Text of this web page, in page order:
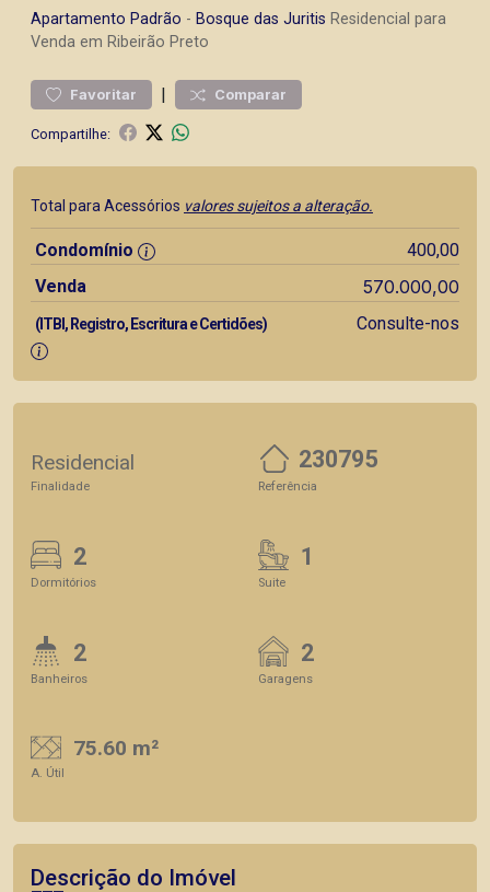
Apartamento Padrão - Bosque das Juritis Residencial para
Venda em Ribeirão Preto
Favoritar | Comparar
Compartilhe:
Total para Acessórios valores sujeitos a alteração.
Condomínio
400,00
Venda
570.000,00
(ITBI, Registro, Escritura e Certidões) Consulte-nos
Residencial
Finalidade
230795
Referência
2
Dormitórios
1
Suite
2
Banheiros
2
Garagens
75.60 m²
A. Útil
Descrição do Imóvel